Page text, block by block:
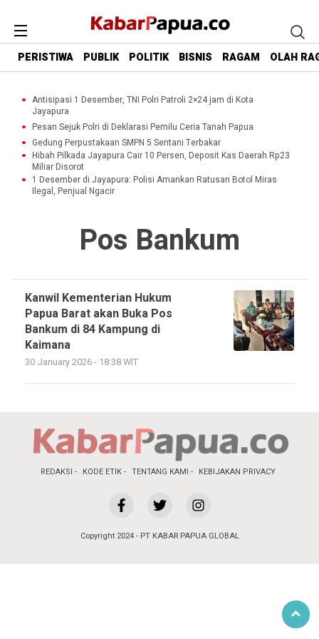
PERISTIWA PUBLIK POLITIK BISNIS RAGAM OLAH
Antisipasi 1 Desember, TNI Polri Patroli 2×24 jam di Kota
Jayapura
Pesan Sejuk Polri di Deklarasi Pemilu Ceria Tanah Papua
Gedung Perpustakaan SMPN 5 Sentani Terbakar
Hibah Pilkada Jayapura Cair 10 Persen, Deposit Kas Daerah Rp23
Miliar Disorot
1 Desember di Jayapura: Polisi Amankan Ratusan Botol Miras
Ilegal, Penjual Ngacir
Pos Bankum
Kanwil Kementerian Hukum
Papua Barat akan Buka Pos
Bankum di 84 Kampung di
Kaimana
30 January 2026 - 18:38 WIT
REDAKSI KODE ETIK TENTANG KAMI KEBIJAKAN PRIVACY
Copyright 2024 - PT KABAR PAPUA GLOBAL